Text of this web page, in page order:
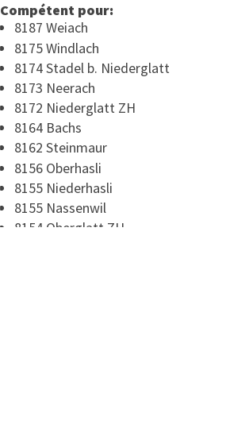
Compétent pour:
8187 Weiach
8175 Windlach
8174 Stadel b. Niederglatt
8173 Neerach
8172 Niederglatt ZH
8164 Bachs
8162 Steinmaur
8156 Oberhasli
8155 Niederhasli
8155 Nassenwil
8154 Oberglatt ZH